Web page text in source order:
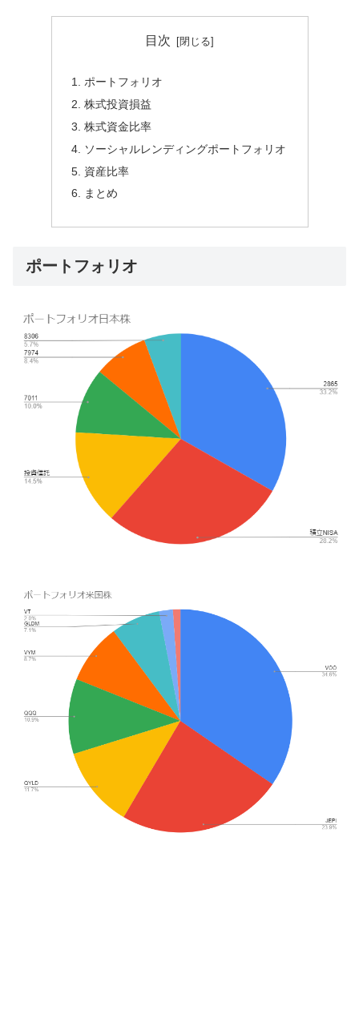
目次
ポートフォリオ
株式投資損益
株式資金比率
ソーシャルレンディングポートフォリオ
資産比率
まとめ
ポートフォリオ